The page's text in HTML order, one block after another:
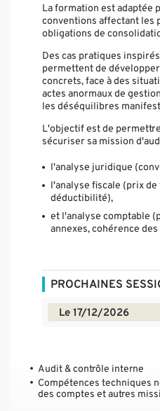
La formation est adaptée
conventions affectant les
obligations de
Des cas pratiques
permettent de
concrets, face à des
actes anormaux de
les déséquilibres
L'objectif est de
sécuriser sa mission
l'analyse juridique
l'analyse fiscale (prix
déductibilité),
et l'analyse comptable
annexes, cohérence
PROCHAINES
Le 17/12/2026
Audit & contrôle interne
Compétences techniques
des comptes et autres